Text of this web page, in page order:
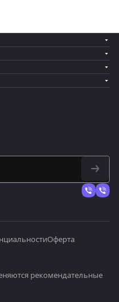
Оферта
рекомендательные